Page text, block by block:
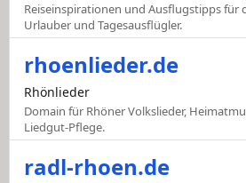
Reiseinspirationen und Ausflugstipps für
Urlauber und Tagesausflügler.
rhoenlieder.de
Rhönlieder
Domain für Rhöner Volkslieder,
Liedgut-Pflege.
radl-rhoen.de